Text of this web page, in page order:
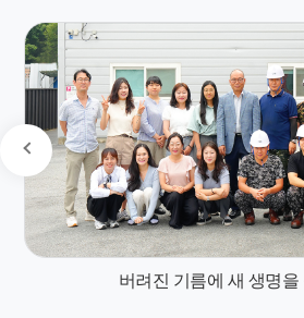
버려진 기름에 새 생명을